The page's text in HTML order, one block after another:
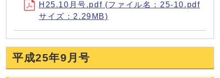
H25.10月号.pdf (ファイル名：25-10.pdf
サイズ：2.29MB)
平成25年9月号